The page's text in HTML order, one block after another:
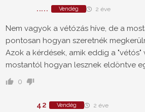
..... Vendég 2 éve
Nem vagyok a vétózás híve, de a
pontosan hogyan szeretnék
Azok a kérdések, amik eddig a
mostantól hogyan lesznek eldöntve
0
42 Vendég 2 éve